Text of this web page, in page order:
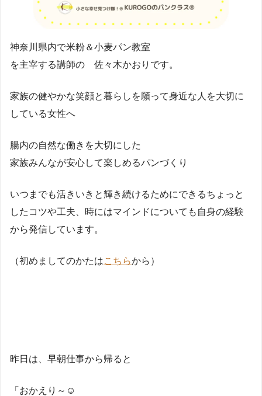
神奈川県内で米粉＆小麦パン教室
を主宰する講師の 佐々木かおりです。
家族の健やかな笑顔と暮らしを願って身近な人を大切に
している女性へ
腸内の自然な働きを大切にした
家族みんなが安心して楽しめるパンづくり
いつまでも活きいきと輝き続けるためにできるちょっと
したコツや工夫、時にはマインドについても自身の経験
から発信しています。
（初めましてのかたはこちらから）
昨日は、早朝仕事から帰ると
「おかえり～☺